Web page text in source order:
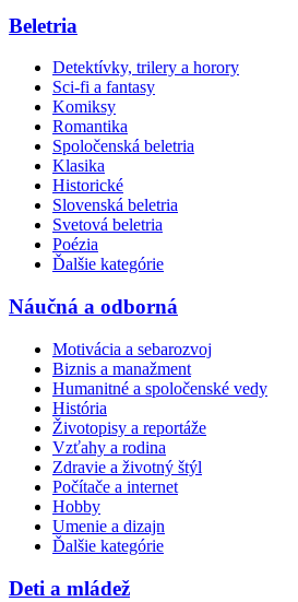
Beletria
Detektívky, trilery a horory
Sci-fi a fantasy
Komiksy
Romantika
Spoločenská beletria
Klasika
Historické
Slovenská beletria
Svetová beletria
Poézia
Ďalšie kategórie
Náučná a odborná
Motivácia a sebarozvoj
Biznis a manažment
Humanitné a spoločenské vedy
História
Životopisy a reportáže
Vzťahy a rodina
Zdravie a životný štýl
Počítače a internet
Hobby
Umenie a dizajn
Ďalšie kategórie
Deti a mládež